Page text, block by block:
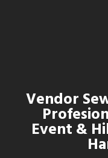
Vendor
Event &